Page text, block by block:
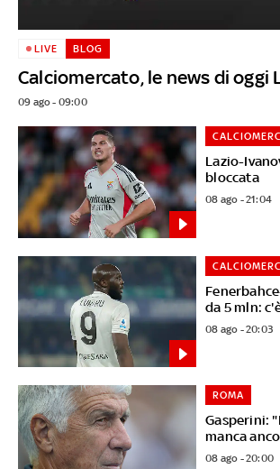
Calciomercato, le news di oggi
LIVE BLOG
09 ago - 09:00
Lazio-
bloccata
08 ago - 21:04
da 5 mln:
08 ago - 20:03
Gasperini:
manca
ROMA
08 ago - 20:00